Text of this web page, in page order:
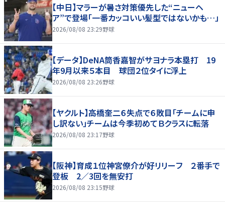
【中日】マラーが暑さ対策優先した“ニューヘ
ア”で登場「一番カッコいい髪型ではないかも…」
2026/08/08 23:29野球
【データ】DeNA筒香嘉智がサヨナラ本塁打 19
年9月以来５本目 球団２位タイに浮上
2026/08/08 23:26野球
【ヤクルト】高橋奎二６失点で６敗目「チームに申
し訳ない」チームは今季初めてＢクラスに転落
2026/08/08 23:17野球
【阪神】育成１位神宮僚介が好リリーフ ２番手で
登板 2／3回を無安打
2026/08/08 23:15野球